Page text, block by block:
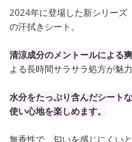
2024年に登場した新シリーズ
の汗拭きシート。
清涼成分のメントールによる
よる長時間サラサラ処方が魅力
水分をたっぷり含んだシート
使い心地を楽しめます。
無香性で、匂いを感じにくい